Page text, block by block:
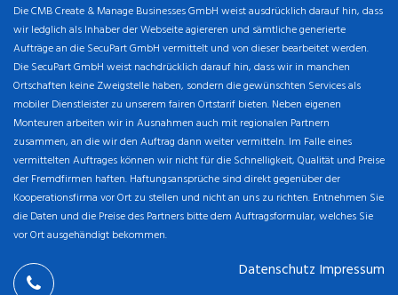
Die CMB Create & Manage Businesses GmbH weist ausdrücklich darauf hin, dass
wir ledglich als Inhaber der Webseite agiereren und sämtliche generierte
Aufträge an die SecuPart GmbH vermittelt und von dieser bearbeitet werden.
Die SecuPart GmbH weist nachdrücklich darauf hin, dass wir in manchen
Ortschaften keine Zweigstelle haben, sondern die gewünschten Services als
mobiler Dienstleister zu unserem fairen Ortstarif bieten. Neben eigenen
Monteuren arbeiten wir in Ausnahmen auch mit regionalen Partnern
zusammen, an die wir den Auftrag dann weiter vermitteln. Im Falle eines
vermittelten Auftrages können wir nicht für die Schnelligkeit, Qualität und Preise
der Fremdfirmen haften. Haftungsansprüche sind direkt gegenüber der
Kooperationsfirma vor Ort zu stellen und nicht an uns zu richten. Entnehmen Sie
die Daten und die Preise des Partners bitte dem Auftragsformular, welches Sie
vor Ort ausgehändigt bekommen.
Datenschutz Impressum